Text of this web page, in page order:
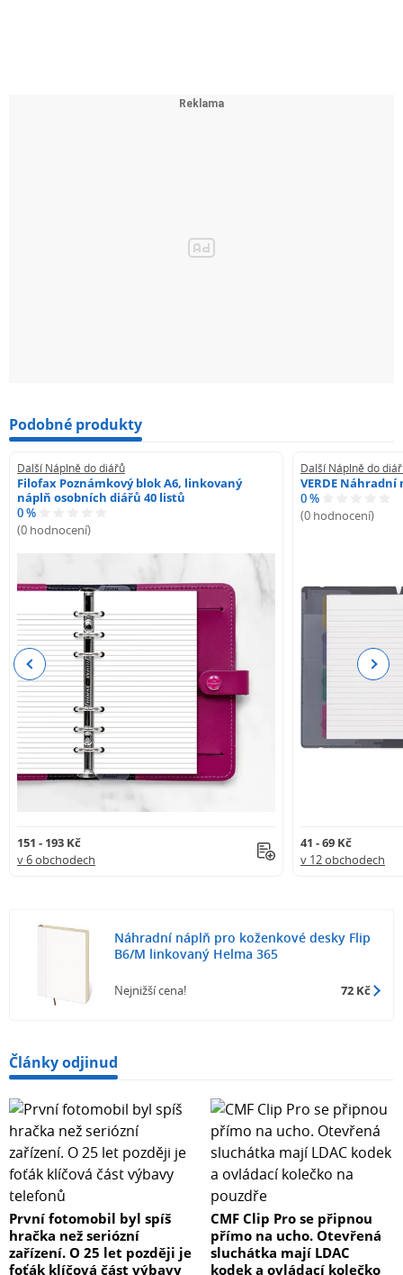
Podobné produkty
Další Náplně do diářů
Filofax Poznámkový blok A6, linkovaný
náplň osobních diářů 40 listů
0 %
(0 hodnocení)
151 - 193 Kč
v 6 obchodech
Další Náplně do
VERDE Náhradní
0 %
(0 hodnocení)
41 - 69 Kč
v 12 obchodech
Previous Next
Náhradní náplň pro koženkové desky Flip
B6/M linkovaný Helma 365
Nejnižší cena! 72 Kč
Články odjinud
První fotomobil byl spíš
hračka než seriózní
zařízení. O 25 let později je
foťák klíčová část výbavy
CMF Clip Pro se připnou
přímo na ucho. Otevřená
sluchátka mají LDAC
kodek a ovládací kolečko